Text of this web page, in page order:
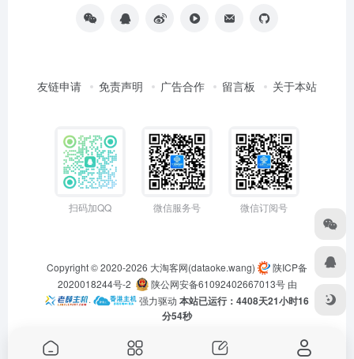
友链申请 免责声明 广告合作 留言板 关于本站
扫码加QQ 微信服务号 微信订阅号
Copyright © 2020-2026 大淘客网(dataoke.wang)
陕ICP备
2020018244号-2
陕公网安备61092402667013号由
·
强力驱动 本站已运行：4408天21小时16
分54秒